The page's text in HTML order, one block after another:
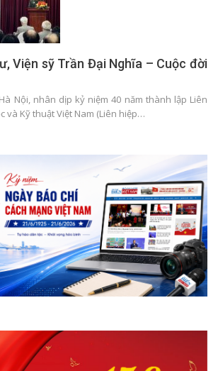
Viện sỹ Trần Đại Nghĩa – Cuộc đời
Nội, nhân dịp kỷ niệm 40 năm thành lập Liên
và Kỹ thuật Việt Nam (Liên hiệp…